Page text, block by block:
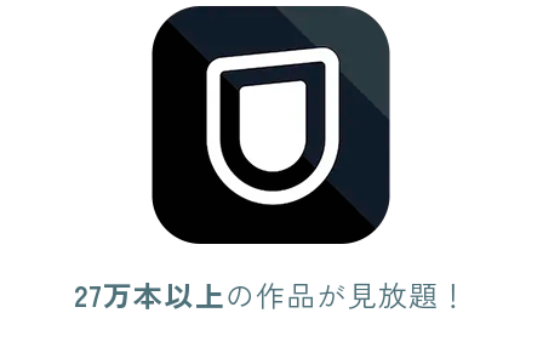
27万本以上の作品が見放題！